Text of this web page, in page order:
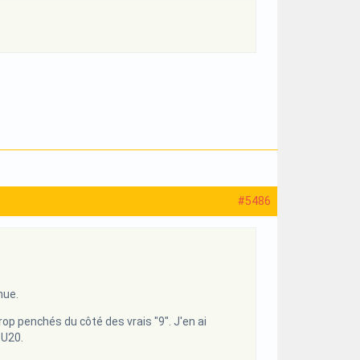
#5486
penchés du côté des vrais "9". J'en ai